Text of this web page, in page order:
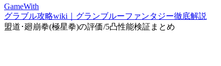
GameWith
グラブル攻略wiki｜グランブルーファンタジー徹底解説
盟道･廻崩拳(極星拳)の評価/5凸性能検証まとめ